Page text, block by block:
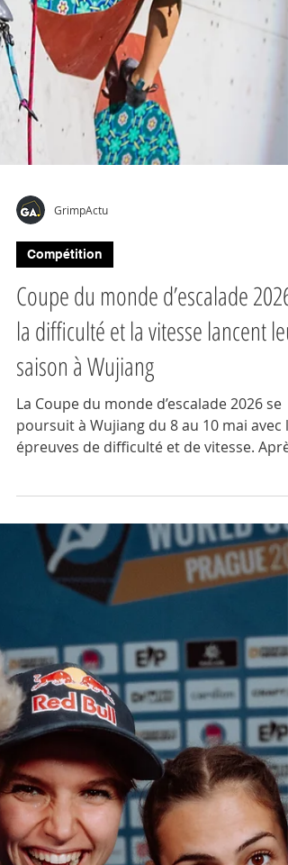
GrimpActu
Compétition
Coupe du monde d’escalade 2026 :
la difficulté et la vitesse lancent leur
saison à Wujiang
le bloc à Keqiao, 223 athlètes
internationaux s’affrontent dans une
étape majeure du circuit World Climbing
Series. L’équipe de France est engagée
Garnbret, Sorato Anraku et Aleksandra
Mirosław figurent parmi les favoris. Un
rendez-vous clé du début de saison IFSC.